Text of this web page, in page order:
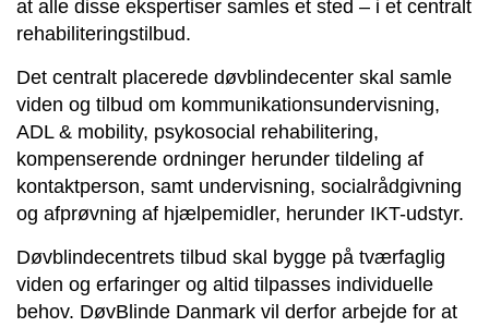
at alle disse ekspertiser samles et sted – i et centralt
rehabiliteringstilbud.
Det centralt placerede døvblindecenter skal samle
viden og tilbud om kommunikationsundervisning,
ADL & mobility, psykosocial rehabilitering,
kompenserende ordninger herunder tildeling af
kontaktperson, samt undervisning, socialrådgivning
og afprøvning af hjælpemidler, herunder IKT-udstyr.
Døvblindecentrets tilbud skal bygge på tværfaglig
viden og erfaringer og altid tilpasses individuelle
behov. DøvBlinde Danmark vil derfor arbejde for at